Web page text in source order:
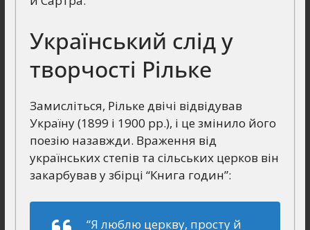
Український слід у
творчості Рільке
Замисліться, Рільке двічі відвідував
Україну (1899 і 1900 рр.), і це змінило його
поезію назавжди. Враження від
українських степів та сільських церков він
закарбував у збірці “Книга годин”:
“Я люблю церкву, просту й